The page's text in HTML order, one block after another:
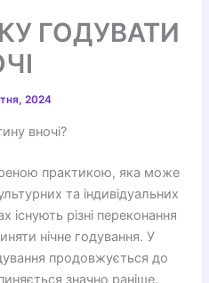
ГОДУВАТИ
2024
вночі?
практикою, яка може
та індивідуальних
існують різні переконання
нічне годування. У
продовжується до
значно раніше.